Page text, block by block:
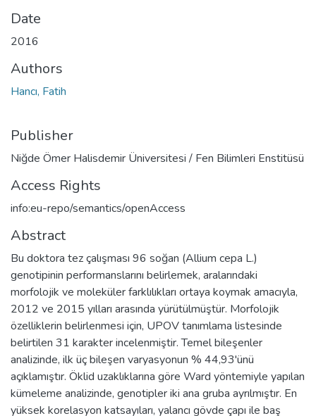
Date
2016
Authors
Hancı, Fatih
Publisher
Niğde Ömer Halisdemir Üniversitesi / Fen Bilimleri Enstitüsü
Access Rights
info:eu-repo/semantics/openAccess
Abstract
Bu doktora tez çalışması 96 soğan (Allium cepa L.)
genotipinin performanslarını belirlemek, aralarındaki
morfolojik ve moleküler farklılıkları ortaya koymak amacıyla,
2012 ve 2015 yılları arasında yürütülmüştür. Morfolojik
özelliklerin belirlenmesi için, UPOV tanımlama listesinde
belirtilen 31 karakter incelenmiştir. Temel bileşenler
analizinde, ilk üç bileşen varyasyonun % 44,93'ünü
açıklamıştır. Öklid uzaklıklarına göre Ward yöntemiyle yapılan
kümeleme analizinde, genotipler iki ana gruba ayrılmıştır. En
yüksek korelasyon katsayıları, yalancı gövde çapı ile baş